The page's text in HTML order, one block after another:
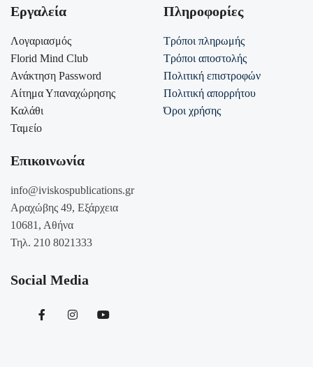
Εργαλεία
Λογαριασμός
Florid Mind Club
Ανάκτηση Password
Αίτημα Υπαναχώρησης
Καλάθι
Ταμείο
Πληροφορίες
Τρόποι πληρωμής
Τρόποι αποστολής
Πολιτική επιστροφών
Πολιτική απορρήτου
Όροι χρήσης
Επικοινωνία
info@iviskospublications.gr
Αραχώβης 49, Εξάρχεια
10681, Αθήνα
Τηλ. 210 8021333
Social Media